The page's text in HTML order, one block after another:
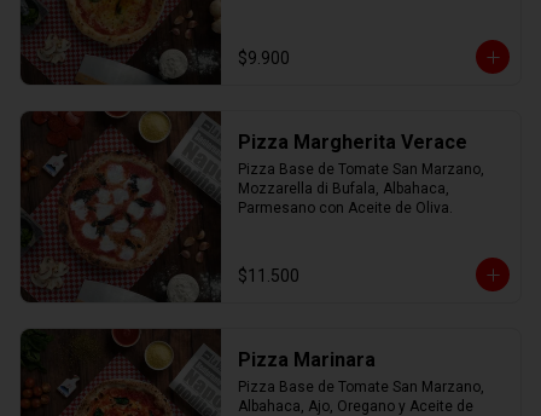
$9.900
Pizza Margherita Verace
Pizza Base de Tomate San Marzano,
Mozzarella di Bufala, Albahaca,
Parmesano con Aceite de Oliva.
$11.500
Pizza Marinara
Pizza Base de Tomate San Marzano,
Albahaca, Ajo, Oregano y Aceite de